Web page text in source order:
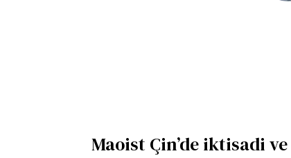
Maoist Çin’de iktisadi